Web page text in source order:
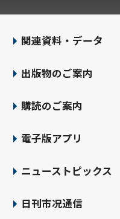
関連資料・データ
出版物のご案内
購読のご案内
電子版アプリ
ニューストピックス
日刊市况通信